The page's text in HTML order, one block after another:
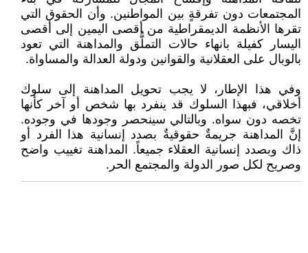
المجتمعات دون تفرقةٍ بين المواطنين. وأن الحقوق التي
تقرها الأنظمة الديمقراطية من أقصى اليمين إلى أقصى
اليسار كفيلة بانهاء حالات التملُّق والمداهنة التي تعود
بالوبال على العقلانية والقوانين ودولة العدالة والمساواة.
وفي هذا الإطار، لا يجب تحويل المداهنة إلى سلوك
أخلاقي، فبهذا السلوك قد ينفرد بها شخص أو آخر كأنها
تخصه دون سواه. وبالتالي سينحصر وجودها في وجوده.
إنَّ المداهنة جريمةٌ حقوقيةٌ بصدد إنسانية هذا الفرد أو
ذاك وبصدد إنسانية العقلاء جميعاً. المداهنة تغييب واضح
وصريح لكل صور الدولة والمجتمع الحر.